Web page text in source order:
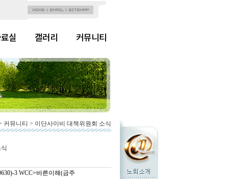
실 갤러리 커뮤니티
커뮤니티 > 이단사이비 대책위원회 소식
3 WCC=바른이해(금주